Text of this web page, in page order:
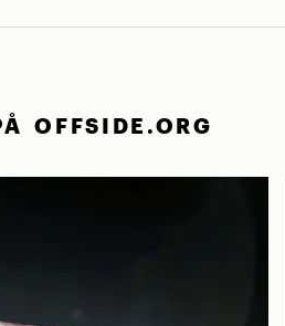
OFFSIDE.ORG